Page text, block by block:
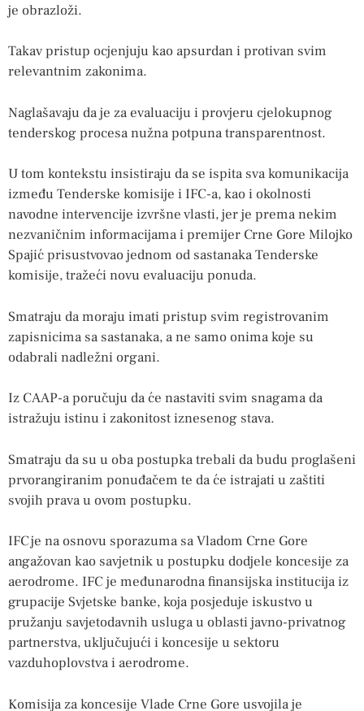
je obrazloži.
Takav pristup ocjenjuju kao apsurdan i protivan svim
relevantnim zakonima.
Naglašavaju da je za evaluaciju i provjeru cjelokupnog
tenderskog procesa nužna potpuna transparentnost.
U tom kontekstu insistiraju da se ispita sva komunikacija
između Tenderske komisije i IFC-a, kao i okolnosti
navodne intervencije izvršne vlasti, jer je prema nekim
nezvaničnim informacijama i premijer Crne Gore Milojko
Spajić prisustvovao jednom od sastanaka Tenderske
komisije, tražeći novu evaluaciju ponuda.
Smatraju da moraju imati pristup svim registrovanim
zapisnicima sa sastanaka, a ne samo onima koje su
odabrali nadležni organi.
Iz CAAP-a poručuju da će nastaviti svim snagama da
istražuju istinu i zakonitost iznesenog stava.
Smatraju da su u oba postupka trebali da budu proglašeni
prvorangiranim ponuđačem te da će istrajati u zaštiti
svojih prava u ovom postupku.
IFC je na osnovu sporazuma sa Vladom Crne Gore
angažovan kao savjetnik u postupku dodjele koncesije za
aerodrome. IFC je međunarodna finansijska institucija iz
grupacije Svjetske banke, koja posjeduje iskustvo u
pružanju savjetodavnih usluga u oblasti javno-privatnog
partnerstva, uključujući i koncesije u sektoru
vazduhoplovstva i aerodrome.
Komisija za koncesije Vlade Crne Gore usvojila je